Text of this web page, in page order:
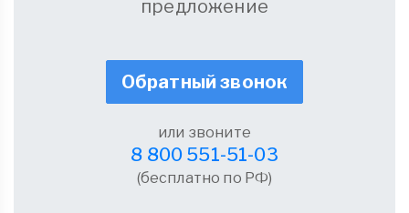
предложение
Обратный звонок
или звоните
8 800 551-51-03
(бесплатно по РФ)